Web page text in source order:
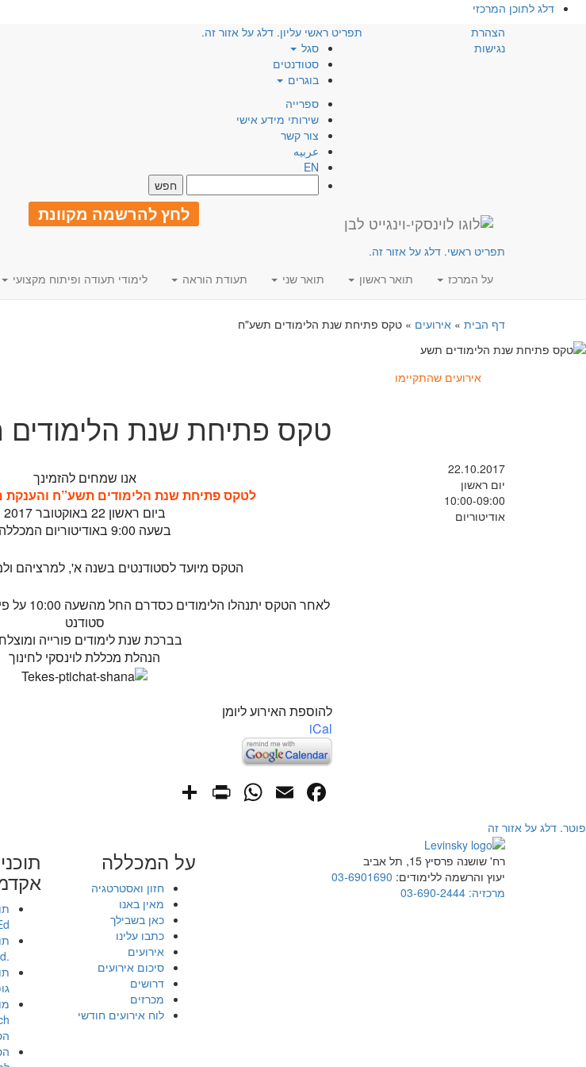
דלג לתוכן המרכזי
הצהרת
נגישות
תפריט ראשי עליון. דלג על אזור זה.
סגל
סטודנטים
בוגרים
ספרייה
שירותי מידע אישי
צור קשר
عربيه
EN
לחץ להרשמה מקוונת
תפריט ראשי. דלג על אזור זה.
על המרכז
תואר ראשון תואר שני תעודת הוראה לימודי תעודה ופיתוח מקצועי
דף הבית » אירועים » טקס פתיחת שנת הלימודים תשע"ח
אירועים שהתקיימו
22.10.2017
יום ראשון
10:00-09:00
אודיטוריום
טקס פתיחת שנת
אנו שמחים להזמינך
לטקס פתיחת שנת הלימודים תשע”ח והענקת
ביום ראשון 22 באוקטובר 2017
בשעה 9:00 באודיטוריום המכללה
הטקס מיועד לסטודנטים בשנה א', למרציהם
לאחר הטקס
סטודנט
בברכת שנת לימודים פורייה
הנהלת מכללת לוינסקי לחינוך
להוספת האירוע ליומן
iCal
Facebook
Email
WhatsApp
PrintFriendly
פוטר. דלג על אזור זה
רח' שושנה פרסיץ 15, תל אביב
יעוץ והרשמה ללימודים: 03-6901690
מרכזיה: 03-690-2444
על המכללה
חזון ואסטרטגיה
מאין באנו
כאן בשבילך
כתבו עלינו
אירועים
סיכום אירועים
דרושים
מכרזים
לוח אירועים חודשי
.M.Ed